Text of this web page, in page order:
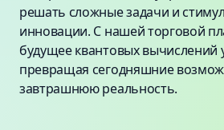
решать сложные задачи и
инновации. С нашей торговой
будущее квантовых вычислений
превращая сегодняшние
завтрашнюю реальность.